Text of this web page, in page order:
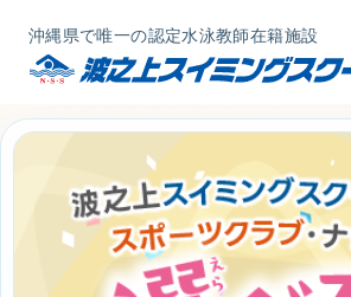
沖縄県で唯一の認定水泳教師在籍施設
スクールについて
コース・クラス紹介